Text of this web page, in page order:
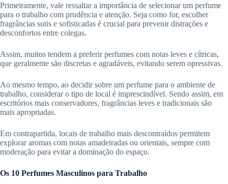
Primeiramente, vale ressaltar a importância de selecionar um perfume
para o trabalho com prudência e atenção. Seja como for, escolher
fragrâncias sutis e sofisticadas é crucial para prevenir distrações e
desconfortos entre colegas.
Assim, muitos tendem a preferir perfumes com notas leves e cítricas,
que geralmente são discretas e agradáveis, evitando serem opressivas.
Ao mesmo tempo, ao decidir sobre um perfume para o ambiente de
trabalho, considerar o tipo de local é imprescindível. Sendo assim, em
escritórios mais conservadores, fragrâncias leves e tradicionais são
mais apropriadas.
Em contrapartida, locais de trabalho mais descontraídos permitem
explorar aromas com notas amadeiradas ou orientais, sempre com
moderação para evitar a dominação do espaço.
Os 10 Perfumes Masculinos para Trabalho